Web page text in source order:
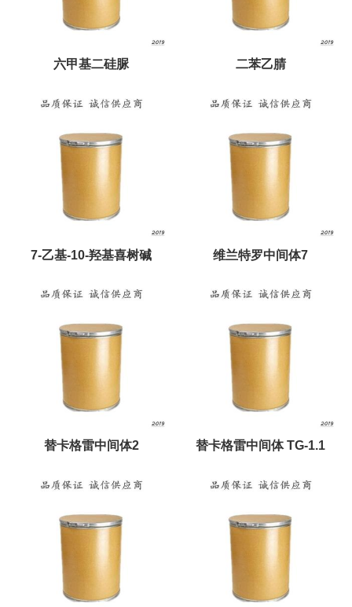
六甲基二硅脲 二苯乙腈
7-乙基-10-羟基喜树碱 维兰特罗中间体7
替卡格雷中间体2 替卡格雷中间体 TG-1.1